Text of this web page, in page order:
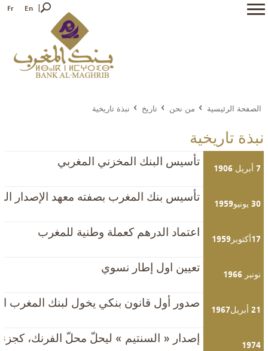
Fr En
الصفحة الرئيسية من نحن تاريخ نبذة تاريخية
نبذة تاريخية
7 أبريل 1906 تأسيس البنك المخزني المغربي
30 يونيو1959 تأسيس بنك المغرب بصفته معهد الإصدار
17أكتوبر1959 اعتماد الدرهم كعملة وطنية للمغرب
نونبر 1966 تعيين اول إطار نسوي
21 أبريل1967 صدور أول قانون بنكي يخول لبنك المغرب
1974 إصدار « السنتيم » ليحلّ محلّ الفرنك،